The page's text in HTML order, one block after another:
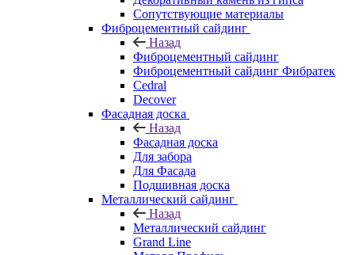
Сопутствующие материалы
Фиброцементный сайдинг
Назад
Фиброцементный сайдинг
Фиброцементный сайдинг Фибратек
Cedral
Decover
Фасадная доска
Назад
Фасадная доска
Для забора
Для Фасада
Подшивная доска
Металлический сайдинг
Назад
Металлический сайдинг
Grand Line